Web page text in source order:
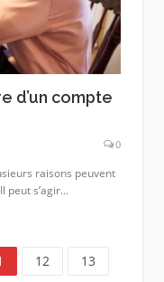
d’un compte
0
raisons peuvent
s’agir...
Page
12 Page
13